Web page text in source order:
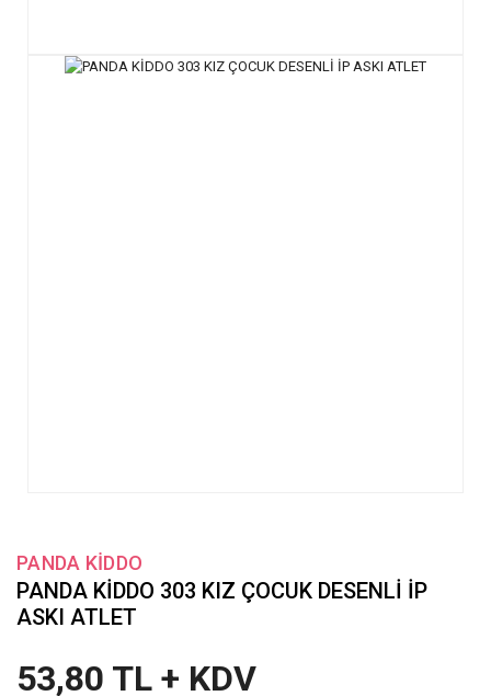
PANDA KİDDO
PANDA KİDDO 303 KIZ ÇOCUK DESENLİ İP
ASKI ATLET
53,80 TL + KDV